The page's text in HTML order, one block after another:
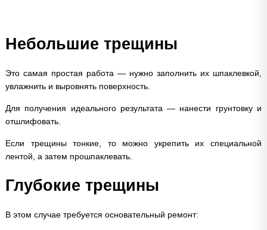
Небольшие трещины
Это самая простая работа — нужно заполнить их шпаклевкой,
увлажнить и выровнять поверхность.
Для получения идеального результата — нанести грунтовку и
отшлифовать.
Если трещины тонкие, то можно укрепить их специальной
лентой, а затем прошпаклевать.
Глубокие трещины
В этом случае требуется основательный ремонт: